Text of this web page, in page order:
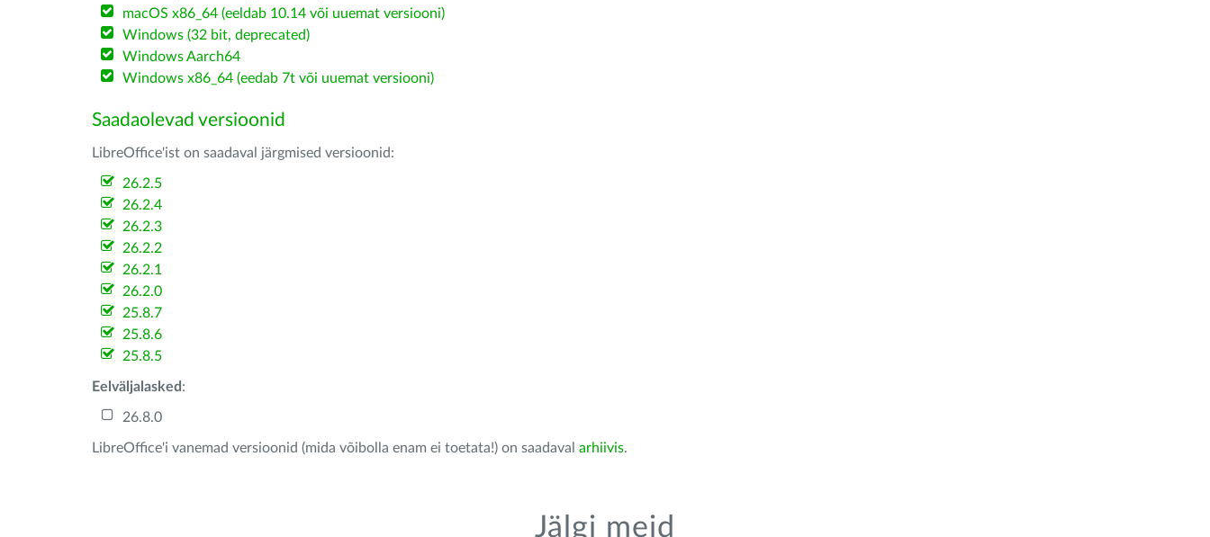
macOS x86_64 (eeldab 10.14 või uuemat versiooni)
Windows (32 bit, deprecated)
Windows Aarch64
Windows x86_64 (eedab 7t või uuemat versiooni)
Saadaolevad versioonid
LibreOffice'ist on saadaval järgmised versioonid:
26.2.5
26.2.4
26.2.3
26.2.2
26.2.1
26.2.0
25.8.7
25.8.6
25.8.5
Eelväljalasked :
26.8.0
LibreOffice'i vanemad versioonid (mida võibolla enam ei toetata!) on saadaval arhiivis.
Jälgi meid